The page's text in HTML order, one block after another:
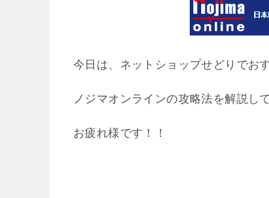
今日は、ネットショップせどりでお
ノジマオンラインの攻略法を解説し
お疲れ様です！！